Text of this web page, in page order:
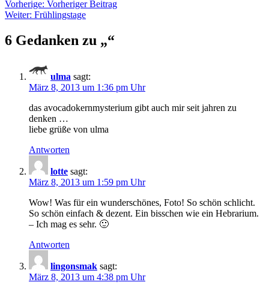
Vorherige: Vorheriger Beitrag
Weiter: Frühlingstage
6 Gedanken zu „“
ulma sagt:
März 8, 2013 um 1:36 pm Uhr
das avocadokernmysterium gibt auch mir seit jahren zu
denken …
liebe grüße von ulma
Antworten
lotte sagt:
März 8, 2013 um 1:59 pm Uhr
Wow! Was für ein wunderschönes, Foto! So schön schlicht.
So schön einfach & dezent. Ein bisschen wie ein Hebrarium.
– Ich mag es sehr. 🙂
Antworten
lingonsmak sagt:
März 8, 2013 um 4:38 pm Uhr